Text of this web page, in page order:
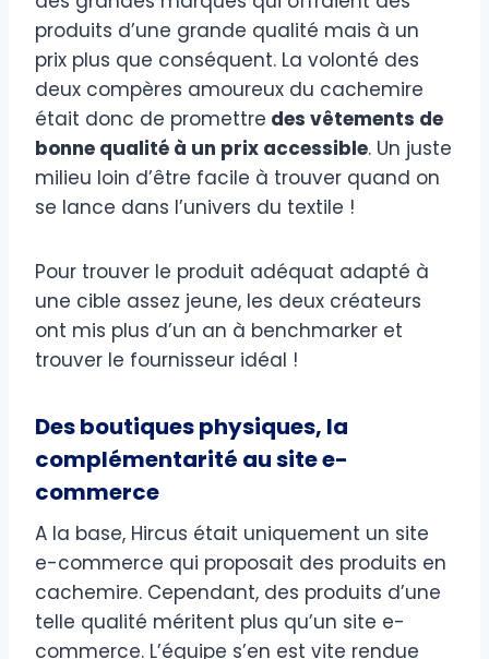
produits d’une grande qualité mais à un
prix plus que conséquent. La volonté des
deux compères amoureux du cachemire
était donc de promettre des vêtements de
bonne qualité à un prix accessible. Un juste
milieu loin d’être facile à trouver quand on
se lance dans l’univers du textile !
Pour trouver le produit adéquat adapté à
une cible assez jeune, les deux créateurs
ont mis plus d’un an à benchmarker et
trouver le fournisseur idéal !
Des boutiques physiques, la
complémentarité au site e-
commerce
A la base, Hircus était uniquement un site
e-commerce qui proposait des produits en
cachemire. Cependant, des produits d’une
telle qualité méritent plus qu’un site e-
commerce. L’équipe s’en est vite rendue